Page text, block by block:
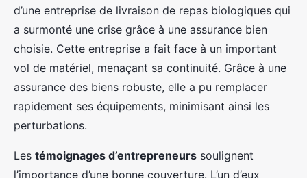
d’une entreprise de livraison de repas biologiques qui
a surmonté une crise grâce à une assurance bien
choisie. Cette entreprise a fait face à un important
vol de matériel, menaçant sa continuité. Grâce à une
assurance des biens robuste, elle a pu remplacer
rapidement ses équipements, minimisant ainsi les
perturbations.
Les témoignages d’entrepreneurs soulignent
l’importance d’une bonne couverture. L’un d’eux